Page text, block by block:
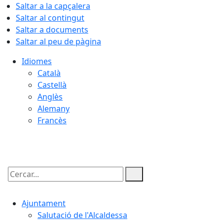
Saltar a la capçalera
Saltar al contingut
Saltar a documents
Saltar al peu de pàgina
Idiomes
Català
Castellà
Anglès
Alemany
Francès
Cercar:
Ajuntament
Salutació de l'Alcaldessa